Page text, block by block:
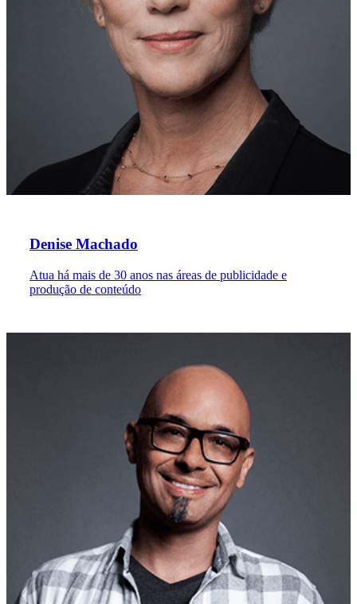
Denise Machado
Atua há mais de 30 anos nas áreas de publicidade e
produção de conteúdo